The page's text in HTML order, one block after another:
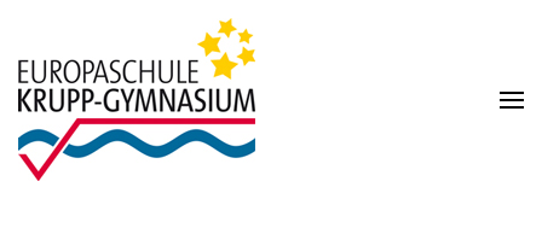
Inhalt
springen
(Enter
drücken)